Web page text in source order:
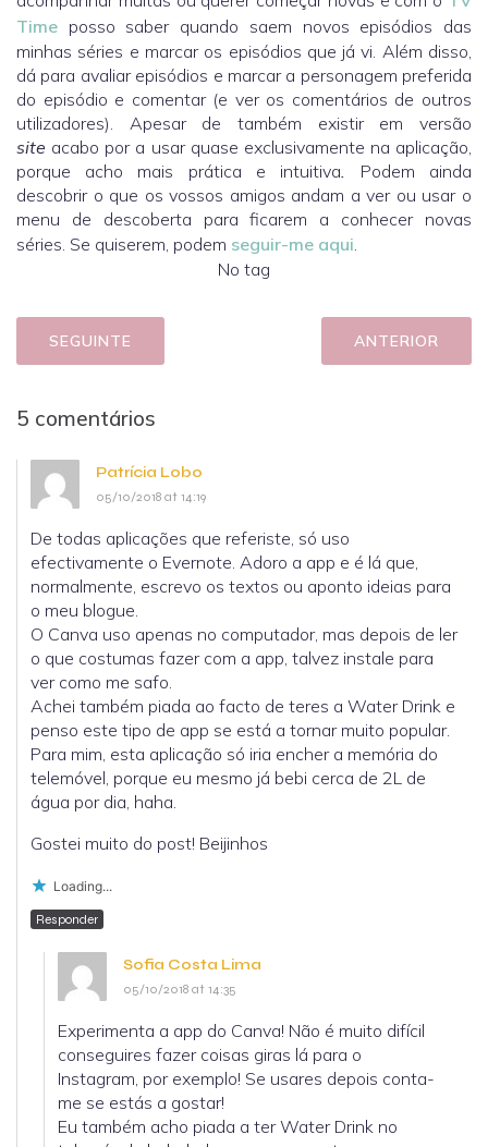
Time posso saber quando saem novos episódios das
minhas séries e marcar os episódios que já vi. Além disso,
dá para avaliar episódios e marcar a personagem preferida
do episódio e comentar (e ver os comentários de outros
utilizadores). Apesar de também existir em versão
site acabo por a usar quase exclusivamente na aplicação,
porque acho mais prática e intuitiva. Podem ainda
descobrir o que os vossos amigos andam a ver ou usar o
menu de descoberta para ficarem a conhecer novas
séries. Se quiserem, podem seguir-me aqui.
No tag
SEGUINTE ANTERIOR
5 comentários
Patrícia Lobo
05/10/2018 at 14:19
De todas aplicações que referiste, só uso
efectivamente o Evernote. Adoro a app e é lá que,
normalmente, escrevo os textos ou aponto ideias para
o meu blogue.
O Canva uso apenas no computador, mas depois de ler
o que costumas fazer com a app, talvez instale para
ver como me safo.
Achei também piada ao facto de teres a Water Drink e
penso este tipo de app se está a tornar muito popular.
Para mim, esta aplicação só iria encher a memória do
telemóvel, porque eu mesmo já bebi cerca de 2L de
água por dia, haha.
Gostei muito do post! Beijinhos
Loading...
Responder
Sofia Costa Lima
05/10/2018 at 14:35
Experimenta a app do Canva! Não é muito difícil
conseguires fazer coisas giras lá para o
Instagram, por exemplo! Se usares depois conta-
me se estás a gostar!
Eu também acho piada a ter Water Drink no